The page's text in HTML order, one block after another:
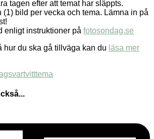
tagen efter att temat har släppts.
(1) bild per vecka och tema. Lämna in på
enligt instruktioner på fotosondag.se
hur du ska gå tillväga kan du läsa mer
svartvitttema